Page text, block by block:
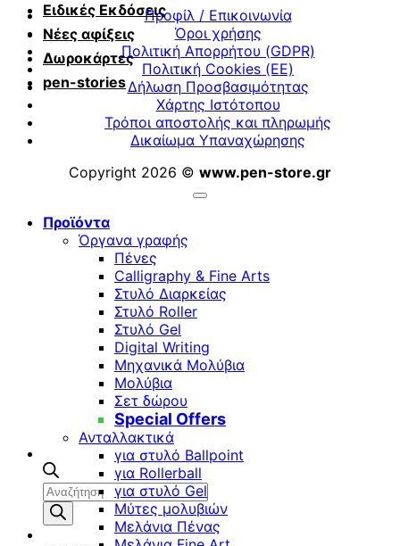
Ειδικές Εκδόσεις
Νέες αφίξεις
Δωροκάρτες
pen-stories
Αναζήτηση
προϊόντων
Προφίλ / Επικοινωνία
Όροι χρήσης
Πολιτική Απορρήτου (GDPR)
Πολιτική Cookies (ΕΕ)
Δήλωση Προσβασιμότητας
Χάρτης Ιστότοπου
Τρόποι αποστολής και πληρωμής
Δικαίωμα Υπαναχώρησης
Copyright 2026 © www.pen-store.gr
Προϊόντα
Όργανα γραφής
Πένες
Calligraphy & Fine Arts
Στυλό Διαρκείας
Στυλό Roller
Στυλό Gel
Digital Writing
Μηχανικά Μολύβια
Μολύβια
Σετ δώρου
Special Offers
Ανταλλακτικά
για στυλό Ballpoint
για Rollerball
για στυλό Gel
Μύτες μολυβιών
Μελάνια Πένας